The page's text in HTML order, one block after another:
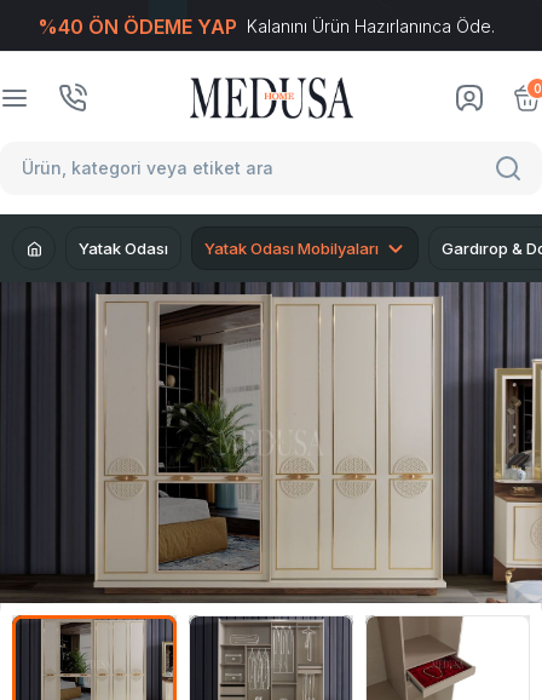
%40 ÖN ÖDEME YAP Kalanını Ürün Hazırlanınca Öde.
0
Yatak Odası Yatak Odası Mobilyaları Gardırop &
T-Soft E-Ticaret Sistemleriyle Hazırlanmıştır.